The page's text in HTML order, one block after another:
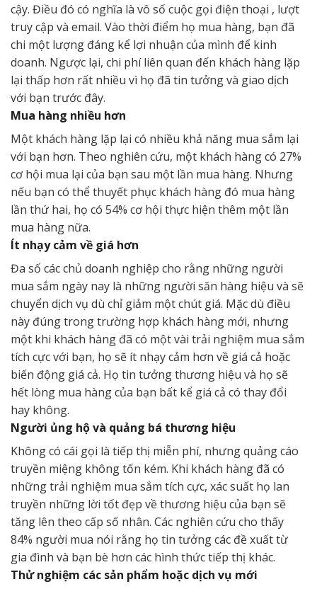
cậy. Điều đó có nghĩa là vô số cuộc gọi điện thoại , lượt
truy cập và email. Vào thời điểm họ mua hàng, bạn đã
chi một lượng đáng kể lợi nhuận của mình để kinh
doanh. Ngược lại, chi phí liên quan đến khách hàng lặp
lại thấp hơn rất nhiều vì họ đã tin tưởng và giao dịch
với bạn trước đây.
Mua hàng nhiều hơn
Một khách hàng lặp lại có nhiều khả năng mua sắm lại
với bạn hơn. Theo nghiên cứu, một khách hàng có 27%
cơ hội mua lại của bạn sau một lần mua hàng. Nhưng
nếu bạn có thể thuyết phục khách hàng đó mua hàng
lần thứ hai, họ có 54% cơ hội thực hiện thêm một lần
mua hàng nữa.
Ít nhạy cảm về giá hơn
Đa số các chủ doanh nghiệp cho rằng những người
mua sắm ngày nay là những người săn hàng hiệu và sẽ
chuyển dịch vụ dù chỉ giảm một chút giá. Mặc dù điều
này đúng trong trường hợp khách hàng mới, nhưng
một khi khách hàng đã có một vài trải nghiệm mua sắm
tích cực với bạn, họ sẽ ít nhạy cảm hơn về giá cả hoặc
biến động giá cả. Họ tin tưởng thương hiệu và họ sẽ
hết lòng mua hàng của bạn bất kể giá cả có thay đổi
hay không.
Người ủng hộ và quảng bá thương hiệu
Không có cái gọi là tiếp thị miễn phí, nhưng quảng cáo
truyền miệng không tốn kém. Khi khách hàng đã có
những trải nghiệm mua sắm tích cực, xác suất họ lan
truyền những lời tốt đẹp về thương hiệu của bạn sẽ
tăng lên theo cấp số nhân. Các nghiên cứu cho thấy
84% người mua nói rằng họ tin tưởng các đề xuất từ ​​
gia đình và bạn bè hơn các hình thức tiếp thị khác.
Thử nghiệm các sản phẩm hoặc dịch vụ mới